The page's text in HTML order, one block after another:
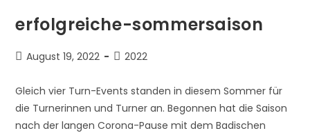
erfolgreiche-sommersaison
Beitrag
August 19, 2022
Beitrags-
2022
Gleich vier Turn-Events standen in diesem Sommer für
die Turnerinnen und Turner an. Begonnen hat die Saison
nach der langen Corona-Pause mit dem Badischen